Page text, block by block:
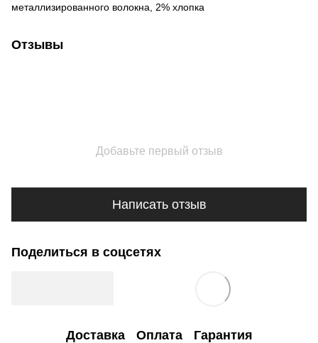
металлизированного волокна, 2% хлопка
Отзывы
Добавьте первый отзыв
Написать отзыв
Поделиться в соцсетях
Доставка Оплата Гарантия